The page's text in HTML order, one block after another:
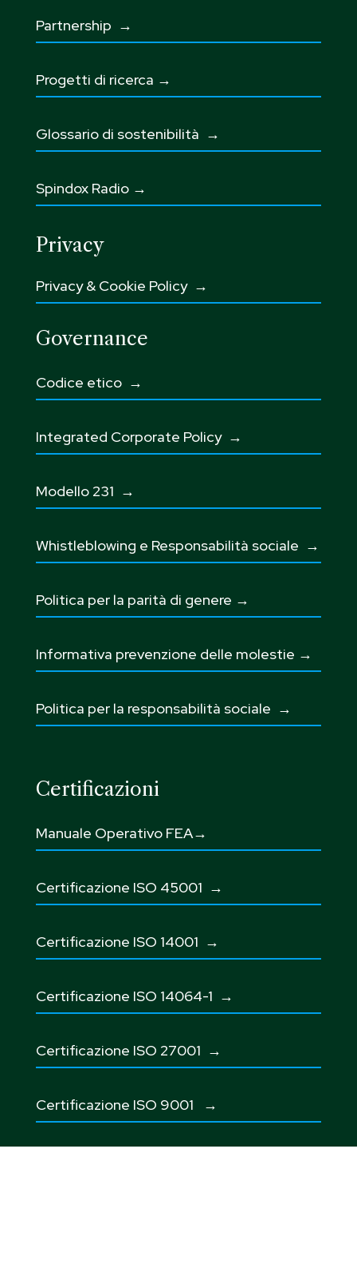
Partnership →
Progetti di ricerca →
Glossario di sostenibilità →
Spindox Radio →
Privacy
Privacy & Cookie Policy →
Governance
Codice etico →
Integrated Corporate Policy →
Modello 231 →
Whistleblowing e Responsabilità sociale →
Politica per la parità di genere →
Informativa prevenzione delle molestie →
Politica per la responsabilità sociale →
Certificazioni
Manuale Operativo FEA→
Certificazione ISO 45001 →
Certificazione ISO 14001 →
Certificazione ISO 14064-1 →
Certificazione ISO 27001 →
Certificazione ISO 9001 →